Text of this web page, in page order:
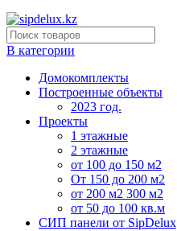
В категории
Домокомплекты
Построенные объекты
2023 год.
Проекты
1 этажные
2 этажные
от 100 до 150 м2
От 150 до 200 м2
от 200 м2 300 м2
от 50 до 100 кв.м
СИП панели от SipDelux